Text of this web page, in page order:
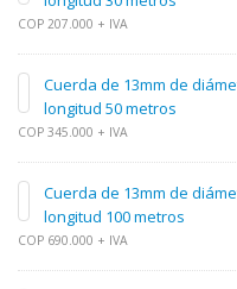
COP 207.000 + IVA
Cuerda de 13mm de
longitud 50 metros
COP 345.000 + IVA
Cuerda de 13mm de
longitud 100 metros
COP 690.000 + IVA